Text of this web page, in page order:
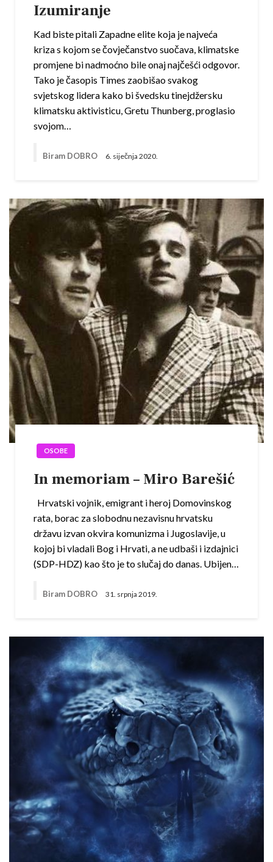
Izumiranje
Kad biste pitali Zapadne elite koja je najveća
kriza s kojom se čovječanstvo suočava, klimatske
promjene bi nadmoćno bile onaj najčešći odgovor.
Tako je časopis Times zaobišao svakog
svjetskog lidera kako bi švedsku tinejdžersku
klimatsku aktivisticu, Gretu Thunberg, proglasio
svojom…
Biram DOBRO 6. siječnja 2020.
OSOBE
In memoriam – Miro Barešić
Hrvatski vojnik, emigrant i heroj Domovinskog
rata, borac za slobodnu nezavisnu hrvatsku
državu izvan okvira komunizma i Jugoslavije, u
kojoj bi vladali Bog i Hrvati, a ne udbaši i izdajnici
(SDP-HDZ) kao što je to slučaj do danas. Ubijen…
Biram DOBRO 31. srpnja 2019.